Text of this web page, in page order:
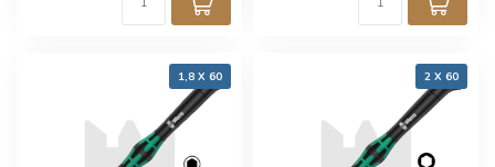
1,8 X 60 2 X 60